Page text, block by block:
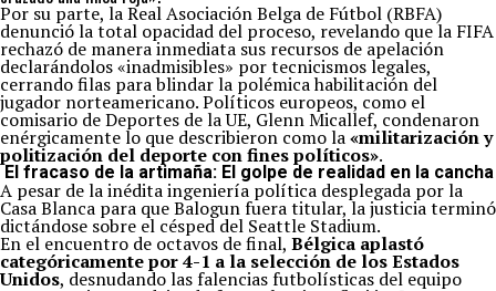
Por su parte, la Real Asociación Belga de Fútbol (RBFA)
denunció la total opacidad del proceso, revelando que la FIFA
rechazó de manera inmediata sus recursos de apelación
declarándolos «inadmisibles» por tecnicismos legales,
cerrando filas para blindar la polémica habilitación del
jugador norteamericano. Políticos europeos, como el
comisario de Deportes de la UE, Glenn Micallef, condenaron
enérgicamente lo que describieron como la«militarización y
politización del deporte con fines políticos».
El fracaso de la artimaña: El golpe de realidad en la cancha
A pesar de la inédita ingeniería política desplegada por la
Casa Blanca para que Balogun fuera titular, la justicia terminó
dictándose sobre el césped del Seattle Stadium.
En el encuentro de octavos de final, Bélgica aplastó
categóricamente por 4-1 a la selección de los Estados
Unidos, desnudando las falencias futbolísticas del equipo